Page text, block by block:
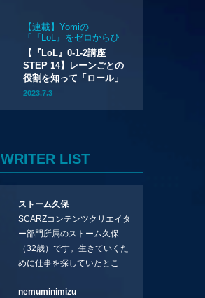
【連載】Yomiの
「『LoL』をゼロからひ
とりでも始められるハウ
ツー講座」
【『LoL』0-1-2講座
STEP 14】レーンごとの
役割を知って「ロール」
を選ぼう
2023.7.3
WRITER LIST
ストーム久保
SCARZコンテンツクリエイタ
ー部門所属のストーム久保
（32歳）です。生きていくた
めに仕事を探していたとこ
コラムを連載させてもらえる
nemuminimizu